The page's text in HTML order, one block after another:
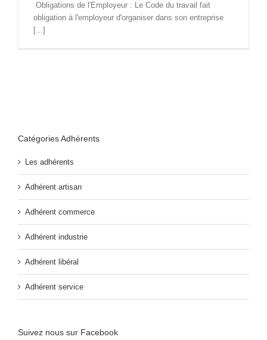
Obligations de l'Employeur : Le Code du travail fait
obligation à l'employeur d'organiser dans son entreprise
[...]
Catégories Adhérents
Les adhérents
Adhérent artisan
Adhérent commerce
Adhérent industrie
Adhérent libéral
Adhérent service
Suivez nous sur Facebook